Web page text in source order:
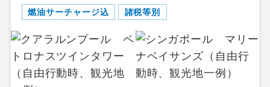
燃油サーチャージ込
諸税等別